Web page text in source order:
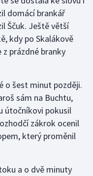
domácí brankář
Ščuk. Ještě větší
kdy po Skalákově
prázdné branky
o šest minut později.
sám na Buchtu,
útočníkovi pokusil
zákrok ocenil
který proměnil
a o dvě minuty